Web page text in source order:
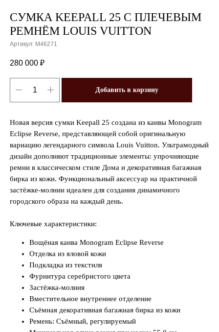
СУМКА KEEPALL 25 С ПЛЕЧЕВЫМ
РЕМНЁМ LOUIS VUITTON
Артикул: M46271
280 000 ₽
Добавить в корзину
Новая версия сумки Keepall 25 создана из канвы Monogram
Eclipse Reverse, представляющей собой оригинальную
вариацию легендарного символа Louis Vuitton. Ультрамодный
дизайн дополняют традиционные элементы: упрочняющие
ремни в классическом стиле Дома и декоративная багажная
бирка из кожи. Функциональный аксессуар на практичной
застёжке-молнии идеален для создания динамичного
городского образа на каждый день.
Ключевые характеристики:
Вощёная канва Monogram Eclipse Reverse
Отделка из яловой кожи
Подкладка из текстиля
Фурнитура серебристого цвета
Застёжка-молния
Вместительное внутреннее отделение
Съёмная декоративная багажная бирка из кожи
Ремень: Съёмный, регулируемый